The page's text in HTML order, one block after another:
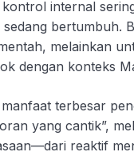
internal
sedang bertumbuh.
melainkan
dengan konteks
terbesar
yang cantik”,
reaktif